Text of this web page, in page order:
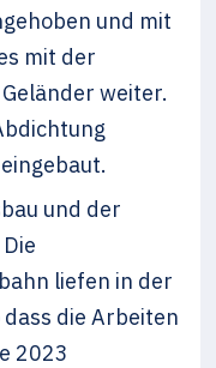
und mit
mit der
weiter.
und der
liefen in der
die Arbeiten
2023